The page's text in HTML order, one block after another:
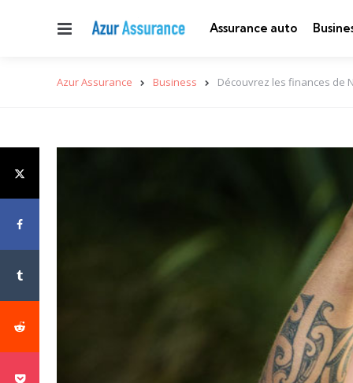
Menu Assurance auto
Azur Assurance Business Découvrez les finances de